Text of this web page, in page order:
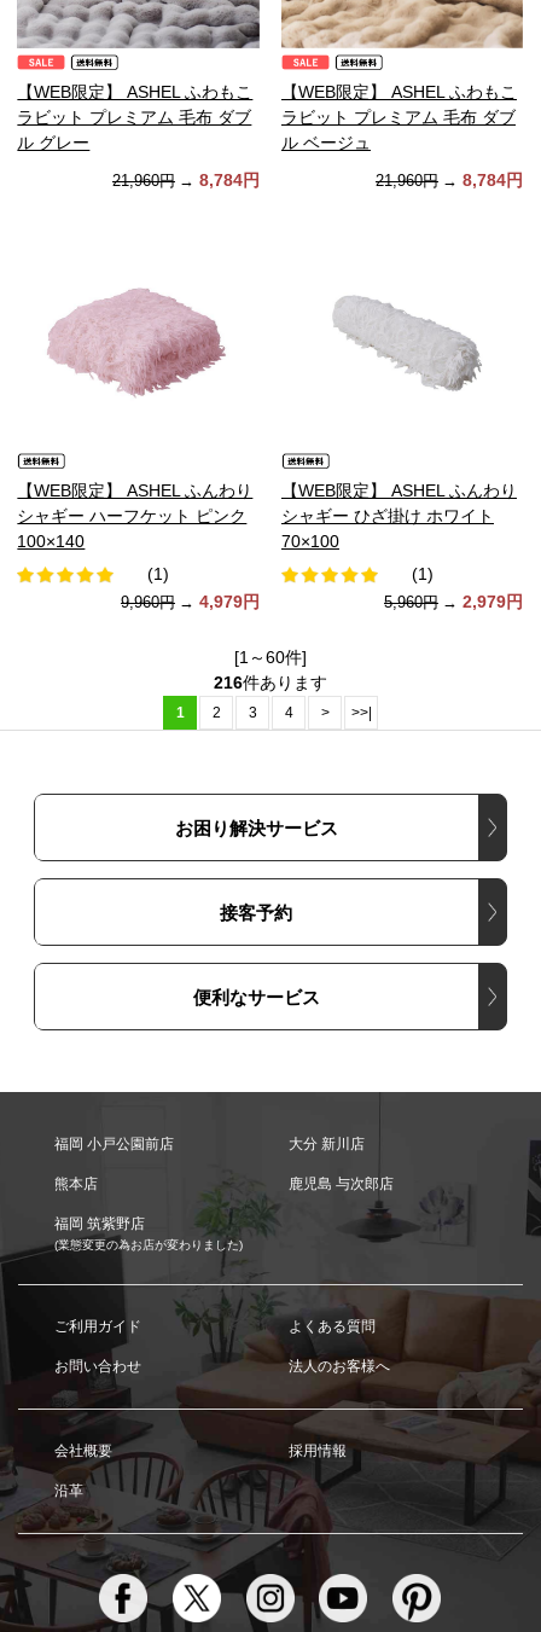
【WEB限定】 ASHEL ふわもこ
ラビット プレミアム 毛布 ダブ
ル グレー
21,960円 → 8,784円
【WEB限定】 ASHEL ふわもこ
ラビット プレミアム 毛布 ダブ
ル ベージュ
21,960円 → 8,784円
【WEB限定】 ASHEL ふんわり
シャギー ハーフケット ピンク
100×140
(1)
9,960円 → 4,979円
【WEB限定】 ASHEL ふんわり
シャギー ひざ掛け ホワイト
70×100
(1)
5,960円 → 2,979円
[1～60件]
216件あります
1 2 3 4 > >>|
お困り解決サービス
接客予約
便利なサービス
福岡 小戸公園前店 大分 新川店
熊本店 鹿児島 与次郎店
福岡 筑紫野店
(業態変更の為お店が変わりました)
ご利用ガイド よくある質問
お問い合わせ 法人のお客様へ
会社概要 採用情報
沿革